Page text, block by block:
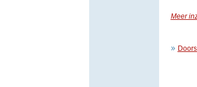
Meer